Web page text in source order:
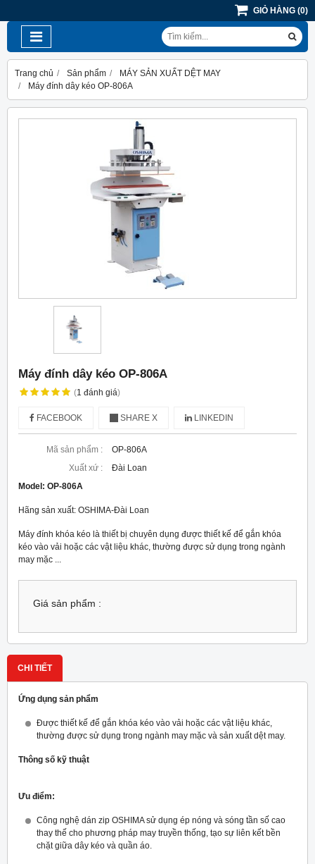
GIỎ HÀNG (0)
Trang chủ Sản phẩm
MÁY SẢN XUẤT DỆT MAY
Máy đính dây kéo OP-806A
Máy đính dây kéo OP-806A
(1 đánh giá)
FACEBOOK SHARE X LINKEDIN
Mã sản phẩm :
OP-806A
Xuất xứ :
Đài Loan
Model: OP-806A
Hãng sản xuất: OSHIMA-Đài Loan
Máy đính khóa kéo là thiết bị chuyên dụng được thiết kế để gắn khóa
kéo vào vải hoặc các vật liệu khác, thường được sử dụng trong ngành
may mặc ...
Giá sản phẩm :
CHI TIẾT
Ứng dụng sản phẩm
Được thiết kế để gắn khóa kéo vào vải hoặc các vật liệu khác,
thường được sử dụng trong ngành may mặc và sản xuất dệt may.
Thông số kỹ thuật
Ưu điểm:
Công nghệ dán zip OSHIMA sử dụng ép nóng và sóng tần số cao
thay thế cho phương pháp may truyền thống, tạo sự liên kết bền
chặt giữa dây kéo và quần áo.